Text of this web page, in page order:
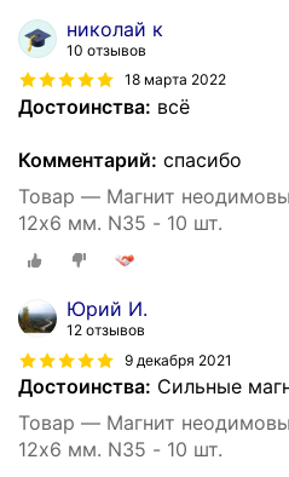
николай к
10 отзывов
18 марта 2022
Достоинства: всё
Комментарий: спасибо
Товар — Магнит
12х6 мм. N35 - 10 шт.
Юрий И.
12 отзывов
9 декабря 2021
Достоинства: Сильные
Товар — Магнит
12х6 мм. N35 - 10 шт.